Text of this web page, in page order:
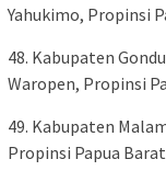
Yahukimo, Propinsi
48. Kabupaten
Waropen, Propinsi
49. Kabupaten
Propinsi Papua